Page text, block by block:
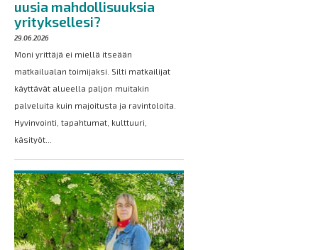
uusia mahdollisuuksia
yrityksellesi?
29.06.2026
Moni yrittäjä ei miellä itseään
matkailualan toimijaksi. Silti matkailijat
käyttävät alueella paljon muitakin
palveluita kuin majoitusta ja ravintoloita.
Hyvinvointi, tapahtumat, kulttuuri,
käsityöt...